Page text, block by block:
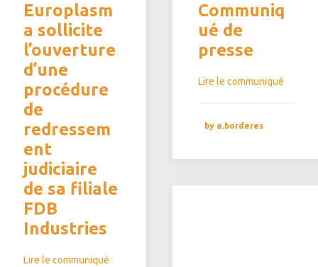
Europlasm
a sollicite
l’ouverture
d’une
procédure
de
redressem
ent
judiciaire
de sa filiale
FDB
Industries
Lire le communiqué
Communiq
ué de
presse
Lire le communiqué
by a.borderes